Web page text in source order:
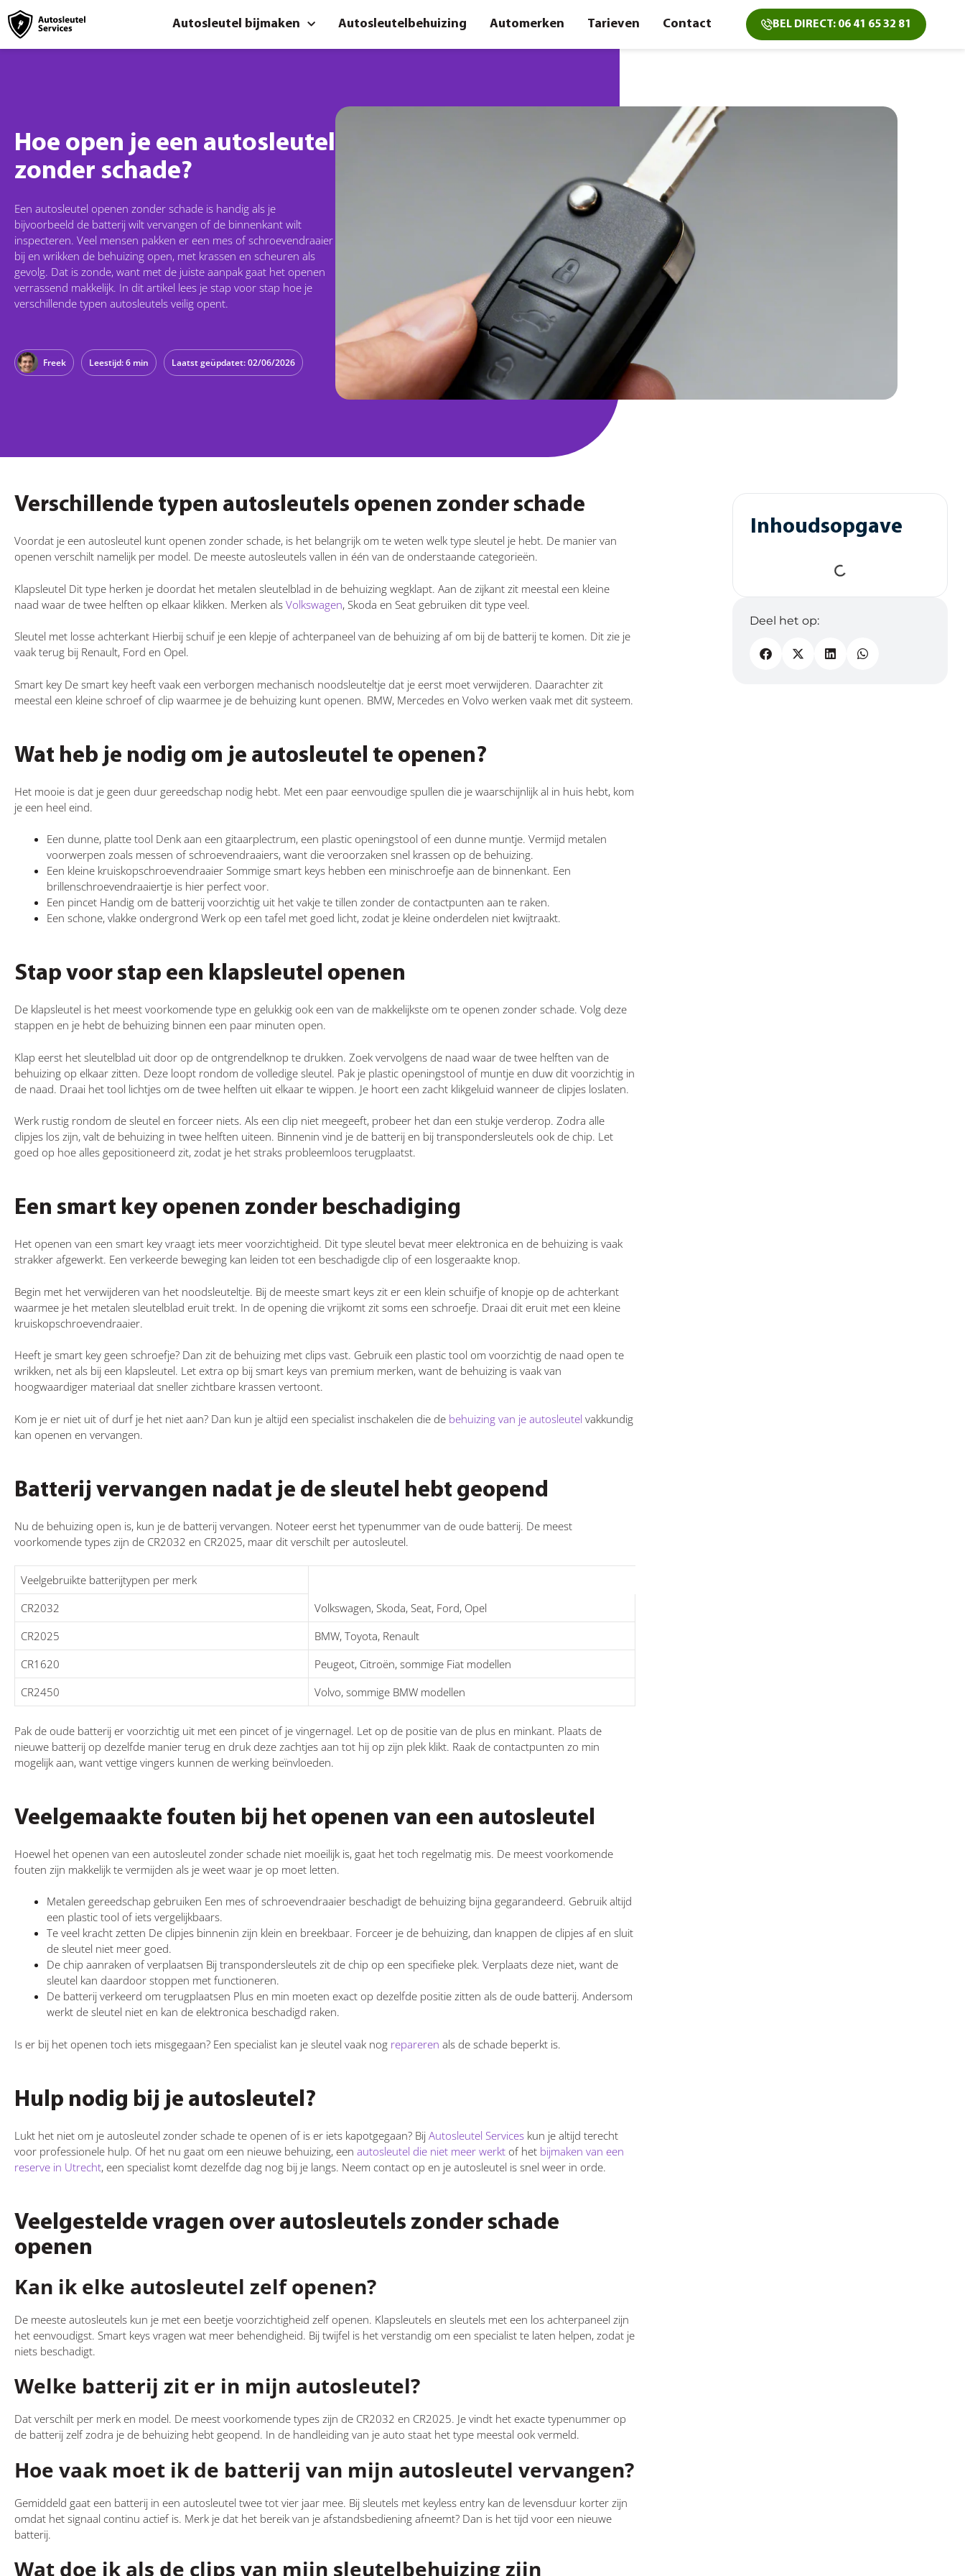
Autosleutel bijmaken Autosleutelbehuizing Automerken Tarieven Contact BEL DIRECT: 06 41 65 32 81
Hoe open je een autosleutel
zonder schade?
Een autosleutel openen zonder schade is handig als je
bijvoorbeeld de batterij wilt vervangen of de binnenkant wilt
inspecteren. Veel mensen pakken er een mes of schroevendraaier
bij en wrikken de behuizing open, met krassen en scheuren als
gevolg. Dat is zonde, want met de juiste aanpak gaat het openen
verrassend makkelijk. In dit artikel lees je stap voor stap hoe je
verschillende typen autosleutels veilig opent.
Freek Leestijd: 6 min Laatst geüpdatet: 02/06/2026
Verschillende typen autosleutels openen zonder schade
Voordat je een autosleutel kunt openen zonder schade, is het belangrijk om te weten welk type sleutel je hebt. De manier van
openen verschilt namelijk per model. De meeste autosleutels vallen in één van de onderstaande categorieën.
Klapsleutel Dit type herken je doordat het metalen sleutelblad in de behuizing wegklapt. Aan de zijkant zit meestal een kleine
naad waar de twee helften op elkaar klikken. Merken als Volkswagen, Skoda en Seat gebruiken dit type veel.
Sleutel met losse achterkant Hierbij schuif je een klepje of achterpaneel van de behuizing af om bij de batterij te komen. Dit zie je
vaak terug bij Renault, Ford en Opel.
Smart key De smart key heeft vaak een verborgen mechanisch noodsleuteltje dat je eerst moet verwijderen. Daarachter zit
meestal een kleine schroef of clip waarmee je de behuizing kunt openen. BMW, Mercedes en Volvo werken vaak met dit systeem.
Wat heb je nodig om je autosleutel te openen?
Het mooie is dat je geen duur gereedschap nodig hebt. Met een paar eenvoudige spullen die je waarschijnlijk al in huis hebt, kom
je een heel eind.
Een dunne, platte tool Denk aan een gitaarplectrum, een plastic openingstool of een dunne muntje. Vermijd metalen
voorwerpen zoals messen of schroevendraaiers, want die veroorzaken snel krassen op de behuizing.
Een kleine kruiskopschroevendraaier Sommige smart keys hebben een minischroefje aan de binnenkant. Een
brillenschroevendraaiertje is hier perfect voor.
Een pincet Handig om de batterij voorzichtig uit het vakje te tillen zonder de contactpunten aan te raken.
Een schone, vlakke ondergrond Werk op een tafel met goed licht, zodat je kleine onderdelen niet kwijtraakt.
Stap voor stap een klapsleutel openen
De klapsleutel is het meest voorkomende type en gelukkig ook een van de makkelijkste om te openen zonder schade. Volg deze
stappen en je hebt de behuizing binnen een paar minuten open.
Klap eerst het sleutelblad uit door op de ontgrendelknop te drukken. Zoek vervolgens de naad waar de twee helften van de
behuizing op elkaar zitten. Deze loopt rondom de volledige sleutel. Pak je plastic openingstool of muntje en duw dit voorzichtig in
de naad. Draai het tool lichtjes om de twee helften uit elkaar te wippen. Je hoort een zacht klikgeluid wanneer de clipjes loslaten.
Werk rustig rondom de sleutel en forceer niets. Als een clip niet meegeeft, probeer het dan een stukje verderop. Zodra alle
clipjes los zijn, valt de behuizing in twee helften uiteen. Binnenin vind je de batterij en bij transpondersleutels ook de chip. Let
goed op hoe alles gepositioneerd zit, zodat je het straks probleemloos terugplaatst.
Een smart key openen zonder beschadiging
Het openen van een smart key vraagt iets meer voorzichtigheid. Dit type sleutel bevat meer elektronica en de behuizing is vaak
strakker afgewerkt. Een verkeerde beweging kan leiden tot een beschadigde clip of een losgeraakte knop.
Begin met het verwijderen van het noodsleuteltje. Bij de meeste smart keys zit er een klein schuifje of knopje op de achterkant
waarmee je het metalen sleutelblad eruit trekt. In de opening die vrijkomt zit soms een schroefje. Draai dit eruit met een kleine
kruiskopschroevendraaier.
Heeft je smart key geen schroefje? Dan zit de behuizing met clips vast. Gebruik een plastic tool om voorzichtig de naad open te
wrikken, net als bij een klapsleutel. Let extra op bij smart keys van premium merken, want de behuizing is vaak van
hoogwaardiger materiaal dat sneller zichtbare krassen vertoont.
Kom je er niet uit of durf je het niet aan? Dan kun je altijd een specialist inschakelen die de behuizing van je autosleutel vakkundig
kan openen en vervangen.
Batterij vervangen nadat je de sleutel hebt geopend
Nu de behuizing open is, kun je de batterij vervangen. Noteer eerst het typenummer van de oude batterij. De meest
voorkomende types zijn de CR2032 en CR2025, maar dit verschilt per autosleutel.
Veelgebruikte batterijtypen per merk
CR2032
Volkswagen, Skoda, Seat, Ford, Opel
CR2025
BMW, Toyota, Renault
CR1620
Peugeot, Citroën, sommige Fiat modellen
CR2450
Volvo, sommige BMW modellen
Pak de oude batterij er voorzichtig uit met een pincet of je vingernagel. Let op de positie van de plus en minkant. Plaats de
nieuwe batterij op dezelfde manier terug en druk deze zachtjes aan tot hij op zijn plek klikt. Raak de contactpunten zo min
mogelijk aan, want vettige vingers kunnen de werking beïnvloeden.
Veelgemaakte fouten bij het openen van een autosleutel
Hoewel het openen van een autosleutel zonder schade niet moeilijk is, gaat het toch regelmatig mis. De meest voorkomende
fouten zijn makkelijk te vermijden als je weet waar je op moet letten.
Metalen gereedschap gebruiken Een mes of schroevendraaier beschadigt de behuizing bijna gegarandeerd. Gebruik altijd
een plastic tool of iets vergelijkbaars.
Te veel kracht zetten De clipjes binnenin zijn klein en breekbaar. Forceer je de behuizing, dan knappen de clipjes af en sluit
de sleutel niet meer goed.
De chip aanraken of verplaatsen Bij transpondersleutels zit de chip op een specifieke plek. Verplaats deze niet, want de
sleutel kan daardoor stoppen met functioneren.
De batterij verkeerd om terugplaatsen Plus en min moeten exact op dezelfde positie zitten als de oude batterij. Andersom
werkt de sleutel niet en kan de elektronica beschadigd raken.
Is er bij het openen toch iets misgegaan? Een specialist kan je sleutel vaak nog repareren als de schade beperkt is.
Hulp nodig bij je autosleutel?
Lukt het niet om je autosleutel zonder schade te openen of is er iets kapotgegaan? Bij Autosleutel Services kun je altijd terecht
voor professionele hulp. Of het nu gaat om een nieuwe behuizing, een autosleutel die niet meer werkt of het bijmaken van een
reserve in Utrecht, een specialist komt dezelfde dag nog bij je langs. Neem contact op en je autosleutel is snel weer in orde.
Veelgestelde vragen over autosleutels zonder schade
openen
Kan ik elke autosleutel zelf openen?
De meeste autosleutels kun je met een beetje voorzichtigheid zelf openen. Klapsleutels en sleutels met een los achterpaneel zijn
het eenvoudigst. Smart keys vragen wat meer behendigheid. Bij twijfel is het verstandig om een specialist te laten helpen, zodat je
niets beschadigt.
Welke batterij zit er in mijn autosleutel?
Dat verschilt per merk en model. De meest voorkomende types zijn de CR2032 en CR2025. Je vindt het exacte typenummer op
de batterij zelf zodra je de behuizing hebt geopend. In de handleiding van je auto staat het type meestal ook vermeld.
Hoe vaak moet ik de batterij van mijn autosleutel vervangen?
Gemiddeld gaat een batterij in een autosleutel twee tot vier jaar mee. Bij sleutels met keyless entry kan de levensduur korter zijn
omdat het signaal continu actief is. Merk je dat het bereik van je afstandsbediening afneemt? Dan is het tijd voor een nieuwe
batterij.
Wat doe ik als de clips van mijn sleutelbehuizing zijn
Inhoudsopgave